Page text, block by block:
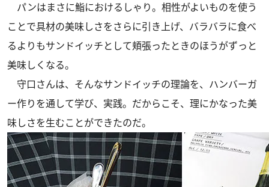
パンはまさに鮨におけるしゃり。相性がよいものを使う
ことで具材の美味しさをさらに引き上げ、バラバラに食べ
るよりもサンドイッチとして頬張ったときのほうがずっと
美味しくなる。
守口さんは、そんなサンドイッチの理論を、ハンバーガ
ー作りを通して学び、実践。だからこそ、理にかなった美
味しさを生むことができたのだ。